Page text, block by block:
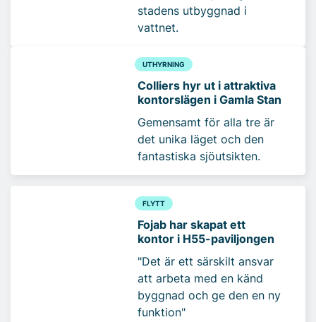
stadens utbyggnad i
vattnet.
UTHYRNING
Colliers hyr ut i attraktiva
kontorslägen i Gamla Stan
Gemensamt för alla tre är
det unika läget och den
fantastiska sjöutsikten.
FLYTT
Fojab har skapat ett
kontor i H55-paviljongen
"Det är ett särskilt ansvar
att arbeta med en känd
byggnad och ge den en ny
funktion"